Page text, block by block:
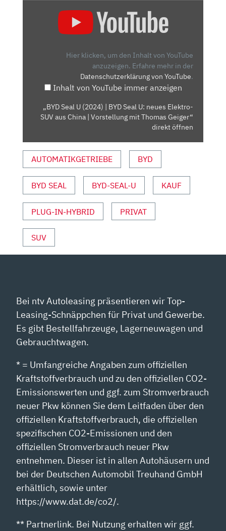
NEUES
ELEKTRO-
CHINA
VORSTELLUNG
MIT
GEIGER“
VON
YOUTUBE
ANZEIGEN
Hier klicken, um den Inhalt von YouTube
anzuzeigen. Erfahre mehr in der
Datenschutzerklärung von YouTube.
Inhalt von YouTube immer anzeigen
„BYD Seal U (2024) | BYD Seal U: neues Elektro-
SUV aus China | Vorstellung mit Thomas Geiger“
direkt öffnen
AUTOMATIKGETRIEBE BYD
BYD SEAL BYD-SEAL-U KAUF
PLUG-IN-HYBRID PRIVAT
SUV
Bei ntv Autoleasing präsentieren wir Top-
Leasing-Schnäppchen für Privat und Gewerbe.
Es gibt Bestellfahrzeuge, Lagerneuwagen und
Gebrauchtwagen.
* = Umfangreiche Angaben zum offiziellen
Kraftstoffverbrauch und zu den offiziellen CO2-
Emissionswerten und ggf. zum Stromverbrauch
neuer Pkw können Sie dem Leitfaden über den
offiziellen Kraftstoffverbrauch, die offiziellen
spezifischen CO2-Emissionen und den
offiziellen Stromverbrauch neuer Pkw
entnehmen. Dieser ist in allen Autohäusern und
bei der Deutschen Automobil Treuhand GmbH
erhältlich, sowie unter
https://www.dat.de/co2/.
** Partnerlink. Bei Nutzung erhalten wir ggf.